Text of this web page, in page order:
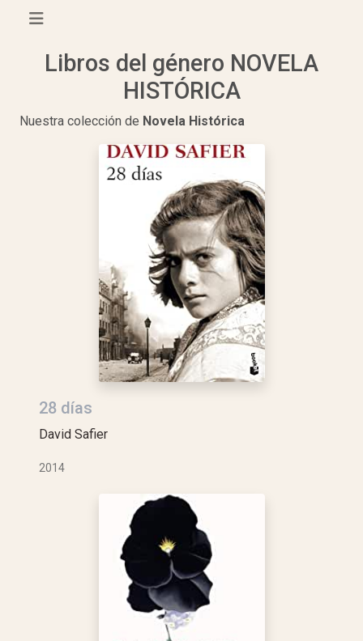
Libros del género NOVELA
HISTÓRICA
Nuestra colección de Novela Histórica
28 días
David Safier
2014